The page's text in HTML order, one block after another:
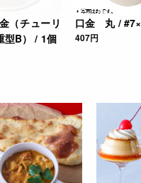
（チューリ
型B） / 1個
口金 丸 /
407円